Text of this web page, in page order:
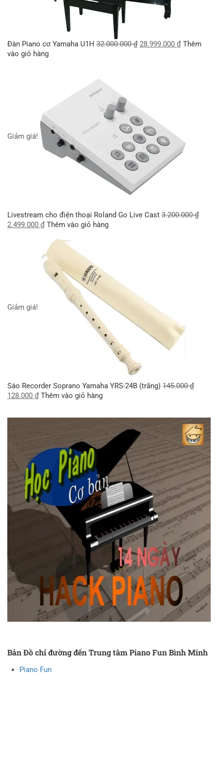
Đàn Piano cơ Yamaha U1H 32.000.000₫ 28.999.000 ₫ Thêm
vào giỏ hàng
Giảm giá!
Livestream cho điện thoại Roland Go Live Cast 3.200.000₫
2.499.000 ₫ Thêm vào giỏ hàng
Giảm giá!
Sáo Recorder Soprano Yamaha YRS-24B (trắng) 145.000₫
128.000 ₫ Thêm vào giỏ hàng
Bản Đồ chỉ đường đến Trung tâm Piano Fun Bình Minh
Piano Fun